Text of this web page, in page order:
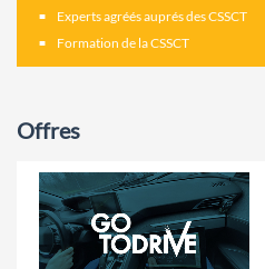
Experts agréés auprés des CSSCT
Formation de la CSSCT
Offres